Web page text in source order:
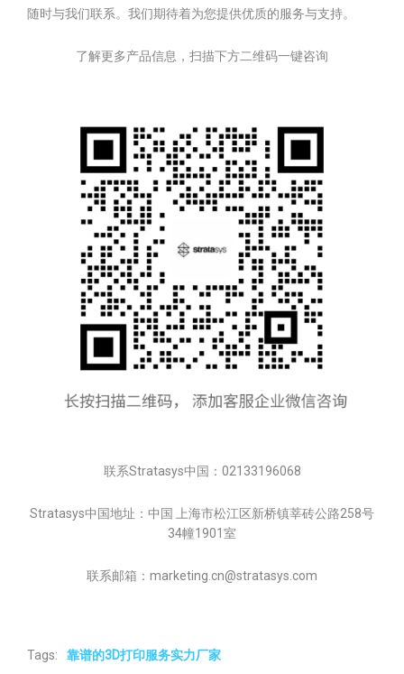
随时与我们联系。我们期待着为您提供优质的服务与支持。
了解更多产品信息，扫描下方二维码一键咨询
联系Stratasys中国：02133196068
Stratasys中国地址：中国 上海市松江区新桥镇莘砖公路258号
34幢1901室
联系邮箱：marketing.cn@stratasys.com
Tags: 靠谱的3D打印服务实力厂家